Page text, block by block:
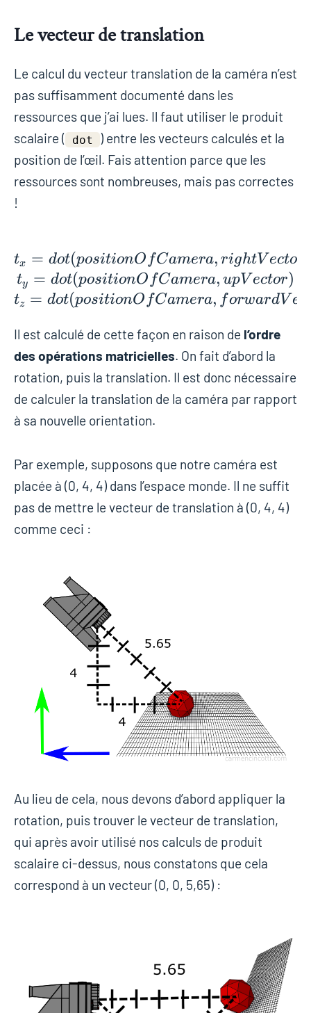
Le vecteur de translation
Le calcul du vecteur translation de la caméra n’est
pas suffisamment documenté dans les
ressources que j’ai lues. Il faut utiliser le produit
scalaire (
dot
) entre les vecteurs calculés et la
position de l’œil. Fais attention parce que les
ressources sont nombreuses, mais pas correctes
!
t_x =
tx = dot(positionO fCamera, rightV ector
ty = dot(positionO fCamera, upV ector)
tz = dot(positionO fCamera, forwardV e
Il est calculé de cette façon en raison de l’ordre
des opérations matricielles. On fait d’abord la
rotation, puis la translation. Il est donc nécessaire
de calculer la translation de la caméra par rapport
à sa nouvelle orientation.
Par exemple, supposons que notre caméra est
placée à (0, 4, 4) dans l’espace monde. Il ne suffit
pas de mettre le vecteur de translation à (0, 4, 4)
comme ceci :
Au lieu de cela, nous devons d’abord appliquer la
rotation, puis trouver le vecteur de translation,
qui après avoir utilisé nos calculs de produit
scalaire ci-dessus, nous constatons que cela
correspond à un vecteur (0, 0, 5,65) :